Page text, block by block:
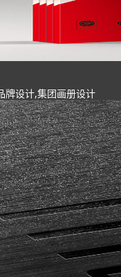
牌设计,集团画册设计